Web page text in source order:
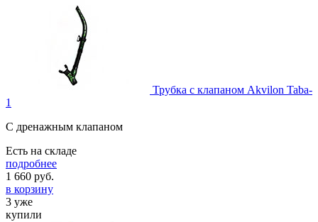
Трубка с клапаном Akvilon Taba-
1
С дренажным клапаном
Есть на складе
подробнее
1 660 руб.
в корзину
3 уже
купили